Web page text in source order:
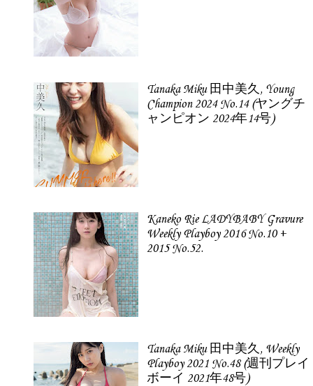
Tanaka Miku 田中美久, Young
Champion 2024 No.14 (ヤングチ
ャンピオン 2024年14号)
Kaneko Rie LADYBABY Gravure
Weekly Playboy 2016 No.10 +
2015 No.52.
Tanaka Miku 田中美久, Weekly
Playboy 2021 No.48 (週刊プレイ
ボーイ 2021年48号)